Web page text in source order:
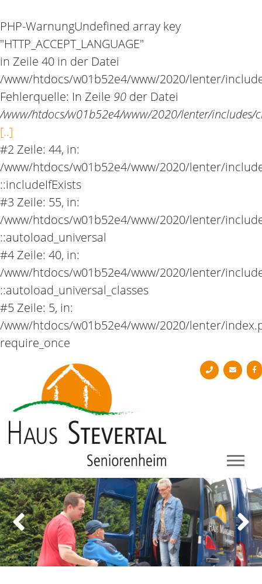
PHP-WarnungUndefined array key
"HTTP_ACCEPT_LANGUAGE"
in Zeile 40 in der Datei
/www/htdocs/w01b52e4/www/2020/lenter/
Fehlerquelle: In Zeile 90 der Datei
/www/htdocs/w01b52e4/www/2020/lenter/includes/
[..]
#2 Zeile: 44, in:
/www/htdocs/w01b52e4/www/2020/lenter/
::includeIfExists
#3 Zeile: 55, in:
/www/htdocs/w01b52e4/www/2020/lenter/
::autoload_universal
#4 Zeile: 40, in:
/www/htdocs/w01b52e4/www/2020/lenter/
::autoload_universal_classes
#5 Zeile: 5, in:
/www/htdocs/w01b52e4/www/2020/lenter/
require_once